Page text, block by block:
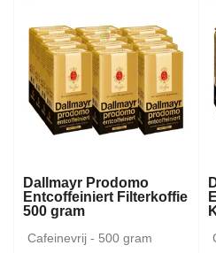
Dallmayr Prodomo
Entcoffeiniert Filterkoffie
500 gram
Cafeinevrij - 500 gram